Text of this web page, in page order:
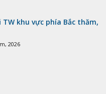
TW khu vực phía Bắc thăm,
2026